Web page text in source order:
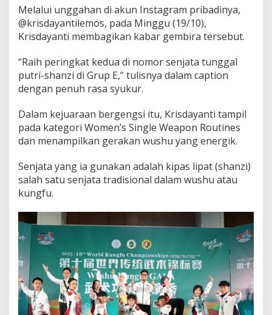
d
a
l
i
e
a
k
e
j
u
a
a
a
u
s
u
D
u
n
i
a
Melalui unggahan di akun Instagram pribadinya,
@krisdayantilemos, pada Minggu (19/10),
Krisdayanti membagikan kabar gembira tersebut.
“Raih peringkat kedua di nomor senjata tunggal
putri-shanzi di Grup E,” tulisnya dalam caption
dengan penuh rasa syukur.
Dalam kejuaraan bergengsi itu, Krisdayanti tampil
pada kategori Women’s Single Weapon Routines
dan menampilkan gerakan wushu yang energik.
Senjata yang ia gunakan adalah kipas lipat (shanzi)
salah satu senjata tradisional dalam wushu atau
kungfu.